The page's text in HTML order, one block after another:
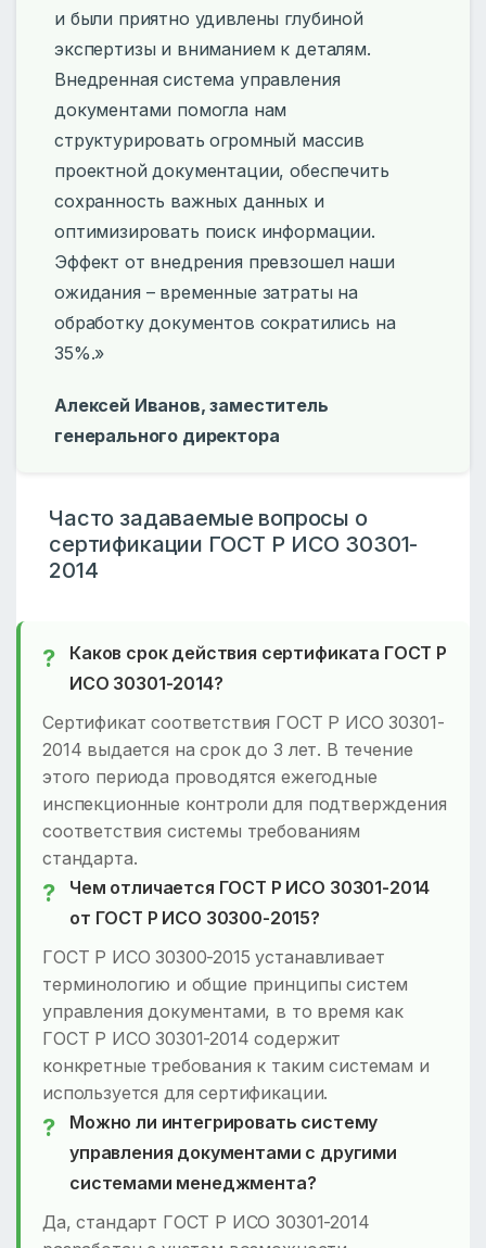
и были приятно удивлены глубиной
экспертизы и вниманием к деталям.
Внедренная система управления
документами помогла нам
структурировать огромный массив
проектной документации, обеспечить
сохранность важных данных и
оптимизировать поиск информации.
Эффект от внедрения превзошел наши
ожидания – временные затраты на
обработку документов сократились на
35%.»
Алексей Иванов, заместитель
генерального директора
Часто задаваемые вопросы о
сертификации ГОСТ Р ИСО 30301-
2014
Каков срок действия сертификата ГОСТ Р
ИСО 30301-2014?
Сертификат соответствия ГОСТ Р ИСО 30301-
2014 выдается на срок до 3 лет. В течение
этого периода проводятся ежегодные
инспекционные контроли для подтверждения
соответствия системы требованиям
стандарта.
Чем отличается ГОСТ Р ИСО 30301-2014
от ГОСТ Р ИСО 30300-2015?
ГОСТ Р ИСО 30300-2015 устанавливает
терминологию и общие принципы систем
управления документами, в то время как
ГОСТ Р ИСО 30301-2014 содержит
конкретные требования к таким системам и
используется для сертификации.
Можно ли интегрировать систему
управления документами с другими
системами менеджмента?
Да, стандарт ГОСТ Р ИСО 30301-2014